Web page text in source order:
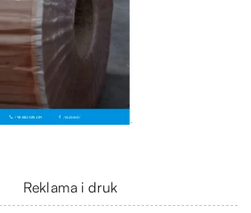
Reklama i druk